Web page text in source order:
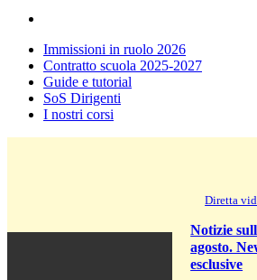
Immissioni in ruolo 2026
Contratto scuola 2025-2027
Guide e tutorial
SoS Dirigenti
I nostri corsi
Diretta
Notizie
agosto.
esclusive